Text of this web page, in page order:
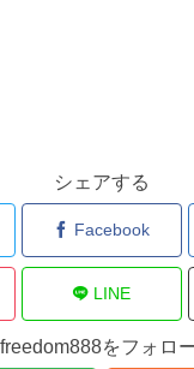
シェアする
Facebook
LINE
freedom888をフォロ